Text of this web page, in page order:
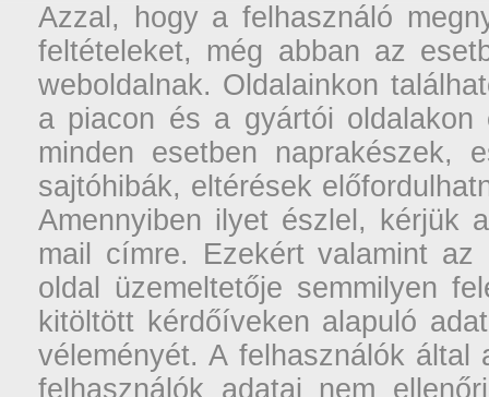
Azzal, hogy a felhasználó
feltételeket, még abban az
weboldalnak. Oldalainkon
a piacon és a gyártói oldalakon
minden esetben naprakészek,
sajtóhibák, eltérések
Amennyiben ilyet észlel, kérjük
mail címre. Ezekért valamint
oldal üzemeltetője semmilyen
kitöltött kérdőíveken alapuló
véleményét. A felhasználók
felhasználók adatai nem